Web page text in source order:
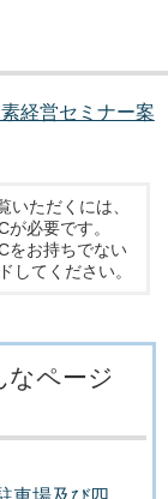
経営セミナー案
いただくには、
必要です。
をお持ちでない
してください。
なページ